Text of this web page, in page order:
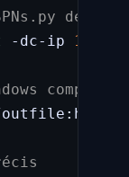
depuis
-dc-ip 10.10
compromis